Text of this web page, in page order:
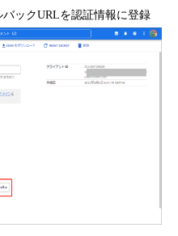
バックURLを認証情報に登録